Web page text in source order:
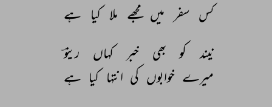
کس سفر میں مجھے ملا کیا ہے
نیند
کو بھی خبر کہاں
رینوؔ
میرے خوابوں کی انتہا کیا ہے